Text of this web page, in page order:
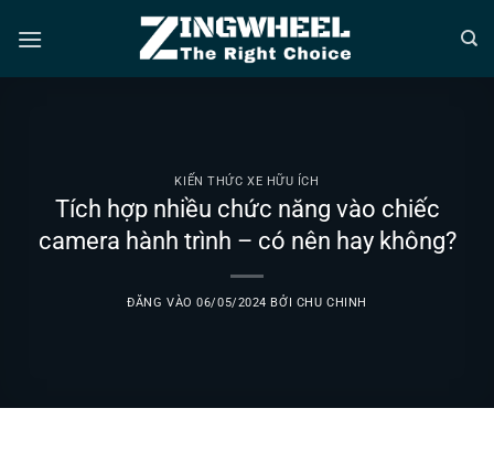
qua
KIẾN THỨC XE HỮU ÍCH
Tích hợp nhiều chức năng vào chiếc
camera hành trình – có nên hay không?
ĐĂNG VÀO06/05/2024 BỞI CHU CHINH